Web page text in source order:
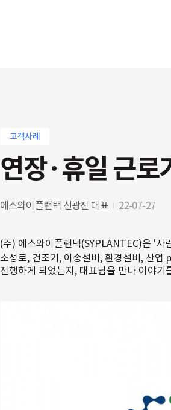
고객사례
연장·휴일 근로
에스와이플랜택 신광진 대표 22-07-27
(주) 에스와이플랜택(SYPLANTEC)은 '
소성로, 건조기, 이송설비, 환경설비, 산
진행하게 되었는지, 대표님을 만나 이야기